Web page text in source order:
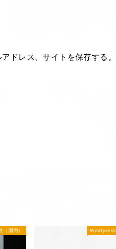
ドレス、サイトを保存する。
（国内） Wordpress